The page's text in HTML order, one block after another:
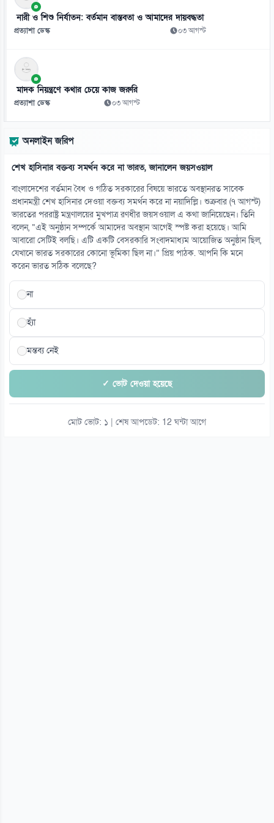
চলতি মাসে ফের টানা ৪ দিনের ছুটির সুযোগ
০৮ আগস্ট
১২
বাজার সিন্ডিকেট ও মজুতদারি করলে কঠোর ব্যবস্থা: আইনমন্ত্রী
০৮ আগস্ট
০৮ আগস্ট
১৪
ট্রাম্পের ৪০ কোটি ডলারের বলরুম প্রকল্প আটকে দিল আদালত
০৮ আগস্ট
১৫
এক সঙ্গে জালে ধরা পড়লো ৪৬ মণ ইলিশ
০৮ আগস্ট
নারী ও শিশু নির্যাতন: বর্তমান বাস্তবতা ও আমাদের দায়বদ্ধতা
প্রত্যাশা ডেস্ক ০৩ আগস্ট
মাদক নিয়ন্ত্রণে কথার চেয়ে কাজ জরুরি
প্রত্যাশা ডেস্ক ০৩ আগস্ট
অনলাইন জরিপ
শেখ হাসিনার বক্তব্য সমর্থন করে না ভারত, জানালেন জয়সওয়াল
বাংলাদেশের বর্তমান বৈধ ও গঠিত সরকারের বিষয়ে ভারতে অবস্থানরত সাবেক
প্রধানমন্ত্রী শেখ হাসিনার দেওয়া বক্তব্য সমর্থন করে না নয়াদিল্লি। শুক্রবার (৭ আগস্ট)
ভারতের পররাষ্ট্র মন্ত্রণালয়ের মুখপাত্র রণধীর জয়সওয়াল এ কথা জানিয়েছেন। তিনি
বলেন, “এই অনুষ্ঠান সম্পর্কে আমাদের অবস্থান আগেই স্পষ্ট করা হয়েছে। আমি
আবারো সেটিই বলছি। এটি একটি বেসরকারি সংবাদমাধ্যম আয়োজিত অনুষ্ঠান ছিল,
যেখানে ভারত সরকারের কোনো ভূমিকা ছিল না।” প্রিয় পাঠক. আপনি কি মনে
করেন ভারত সঠিক বলেছে?
না
হ্যাঁ
মন্তব্য নেই
✓ ভোট দেওয়া হয়েছে
মোট ভোট: ১ | শেষ আপডেট: 12 ঘন্টা আগে